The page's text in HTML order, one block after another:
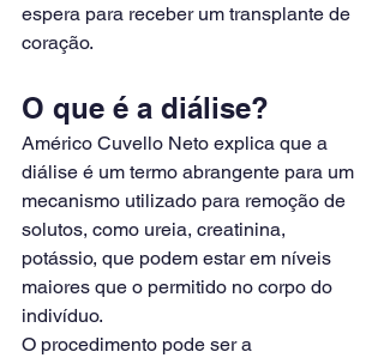
espera para receber um transplante de
coração.
O que é a diálise?
Américo Cuvello Neto explica que a
diálise é um termo abrangente para um
mecanismo utilizado para remoção de
solutos, como ureia, creatinina,
potássio, que podem estar em níveis
maiores que o permitido no corpo do
indivíduo.
O procedimento pode ser a